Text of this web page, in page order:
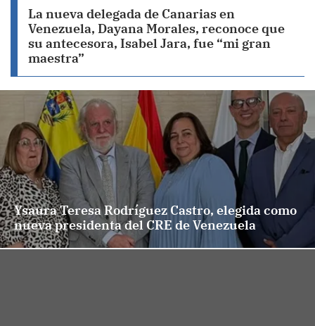
La nueva delegada de Canarias en
Venezuela, Dayana Morales, reconoce que
su antecesora, Isabel Jara, fue “mi gran
maestra”
Ysaura Teresa Rodríguez Castro, elegida como
nueva presidenta del CRE de Venezuela